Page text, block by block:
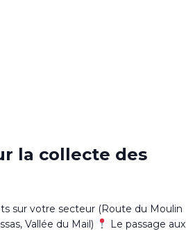
la collecte des
sur votre secteur (Route du Moulin
Vallée du Mail)
Le passage aux